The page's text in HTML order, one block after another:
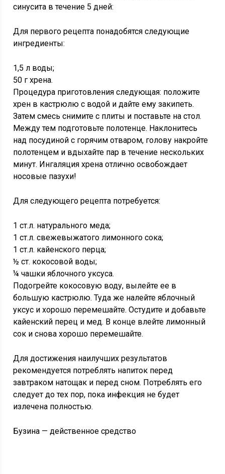
синусита в течение 5 дней:
Для первого рецепта понадобятся следующие
ингредиенты:
1,5 л воды;
50 г хрена.
Процедура приготовления следующая: положите
хрен в кастрюлю с водой и дайте ему закипеть.
Затем смесь снимите с плиты и поставьте на стол.
Между тем подготовьте полотенце. Наклонитесь
над посудиной с горячим отваром, голову накройте
полотенцем и вдыхайте пар в течение нескольких
минут. Ингаляция хрена отлично освобождает
носовые пазухи!
Для следующего рецепта потребуется:
1 ст.л. натурального меда;
1 ст.л. свежевыжатого лимонного сока;
1 ст.л. кайенского перца;
½ ст. кокосовой воды;
¼ чашки яблочного уксуса.
Подогрейте кокосовую воду, вылейте ее в
большую кастрюлю. Туда же налейте яблочный
уксус и хорошо перемешайте. Остудите и добавьте
кайенский перец и мед. В конце влейте лимонный
сок и снова хорошо перемешайте.
Для достижения наилучших результатов
рекомендуется потреблять напиток перед
завтраком натощак и перед сном. Потреблять его
следует до тех пор, пока инфекция не будет
излечена полностью.
Бузина — действенное средство